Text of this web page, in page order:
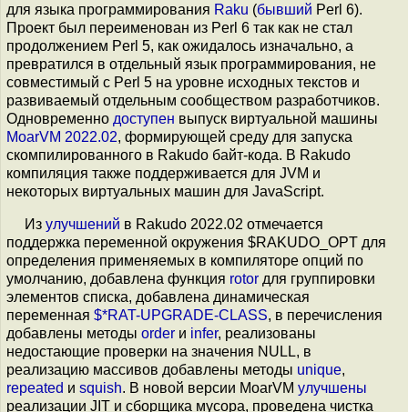
для языка программирования Raku (бывший Perl 6).
Проект был переименован из Perl 6 так как не стал
продолжением Perl 5, как ожидалось изначально, а
превратился в отдельный язык программирования, не
совместимый с Perl 5 на уровне исходных текстов и
развиваемый отдельным сообществом разработчиков.
Одновременно доступен выпуск виртуальной машины
MoarVM 2022.02, формирующей среду для запуска
скомпилированного в Rakudo байт-кода. В Rakudo
компиляция также поддерживается для JVM и
некоторых виртуальных машин для JavaScript.
Из улучшений в Rakudo 2022.02 отмечается
поддержка переменной окружения $RAKUDO_OPT для
определения применяемых в компиляторе опций по
умолчанию, добавлена функция rotor для группировки
элементов списка, добавлена динамическая
переменная $*RAT-UPGRADE-CLASS, в перечисления
добавлены методы order и infer, реализованы
недостающие проверки на значения NULL, в
реализацию массивов добавлены методы unique,
repeated и squish. В новой версии MoarVM улучшены
реализации JIT и сборщика мусора, проведена чистка